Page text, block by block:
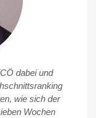
dabei und
wie sich der
Wochen